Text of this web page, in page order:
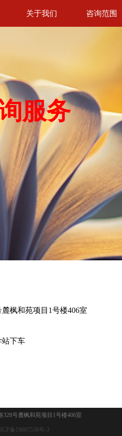
关于我们 咨询范围
服务
服务
枫和苑项目1号楼406室
站下车
号麓枫和苑项目1号楼406室
备19007536号-3